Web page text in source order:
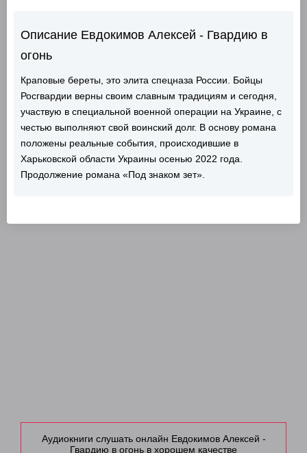
Описание Евдокимов Алексей - Гвардию в
огонь
Краповые береты, это элита спецназа России. Бойцы
Росгвардии верны своим славным традициям и сегодня,
участвую в специальной военной операции на Украине, с
честью выполняют свой воинский долг. В основу романа
положены реальные события, происходившие в
Харьковской области Украины осенью 2022 года.
Продолжение романа «Под знаком зет».
Аудиокниги слушать онлайн Евдокимов Алексей -
Гвардию в огонь в хорошем качестве